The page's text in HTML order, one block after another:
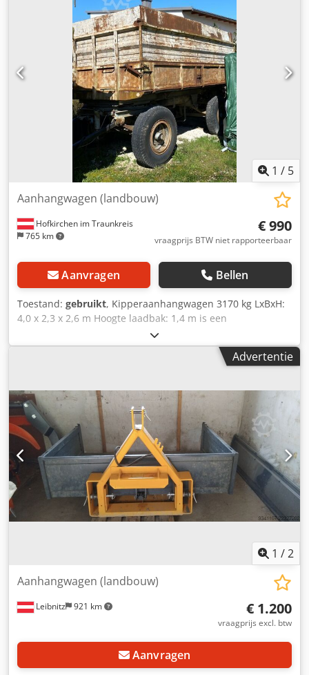
1 / 5
Hofkirchen im Traunkreis
765 km
Aanhangwagen (landbouw)
€ 990
vraagprijs BTW niet rapporteerbaar
Aanvragen Bellen
Toestand: gebruikt, Kipperaanhangwagen 3170 kg LxBxH:
4,0 x 2,3 x 2,6 m Hoogte laadbak: 1,4 m is een
aanhangwagen met luchtvering Cjdpozkgvdefx Am Terf
Bordwanden: staal Direct leverbaar
Advertentie
1 /2
Leibnitz 921 km
Aanhangwagen (landbouw)
€ 1.200
vraagprijs excl. btw
Aanvragen